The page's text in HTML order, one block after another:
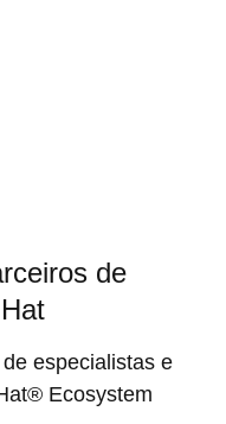
de
especialistas e
Ecosystem